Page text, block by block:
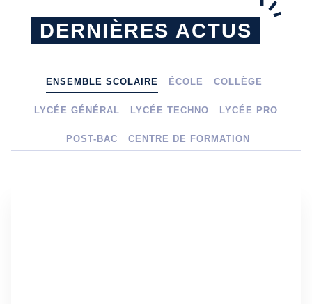
DERNIÈRES ACTUS
ENSEMBLE SCOLAIRE ÉCOLE COLLÈGE
LYCÉE GÉNÉRAL LYCÉE TECHNO LYCÉE PRO
POST-BAC CENTRE DE FORMATION